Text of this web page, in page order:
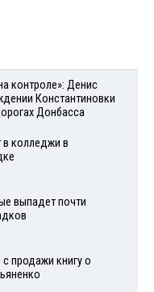
контроле»: Денис
Константиновки
Донбасса
в колледжи в
выпадет почти
продажи книгу о